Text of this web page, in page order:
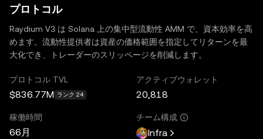
プロトコル
Raydium V3 は Solana 上の集中型流動性 AMM で、資本効率を高
めます。流動性提供者は資産の価格範囲を指定してリターンを最
大化でき、トレーダーのスリッページを削減します。
プロトコル TVL
$836.77M ランク 24
アクティブウォレット
20,818
稼働時間
66月
チーム構成
Infra